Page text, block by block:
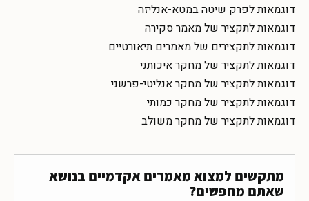
דוגמאות לפרק שיטה במטא-אנליזה
דוגמאות לתקציר של מאמר סקירה
דוגמאות לתקצירים של מאמרים תיאורטיים
דוגמאות לתקציר של מחקר איכותני
דוגמאות לתקציר של מחקר אנליטי-פרשני
דוגמאות לתקציר של מחקר כמותי
דוגמאות לתקציר של מחקר משולב
מתקשים למצוא מאמרים אקדמיים בנושא
שאתם מחפשים?